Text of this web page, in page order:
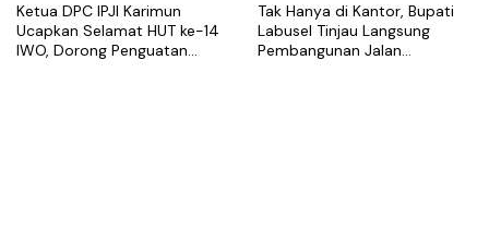
Ketua DPC IPJI Karimun
Ucapkan Selamat HUT ke-14
IWO, Dorong Penguatan
Tak Hanya di Kantor, Bupati
Labusel Tinjau Langsung
Pembangunan Jalan